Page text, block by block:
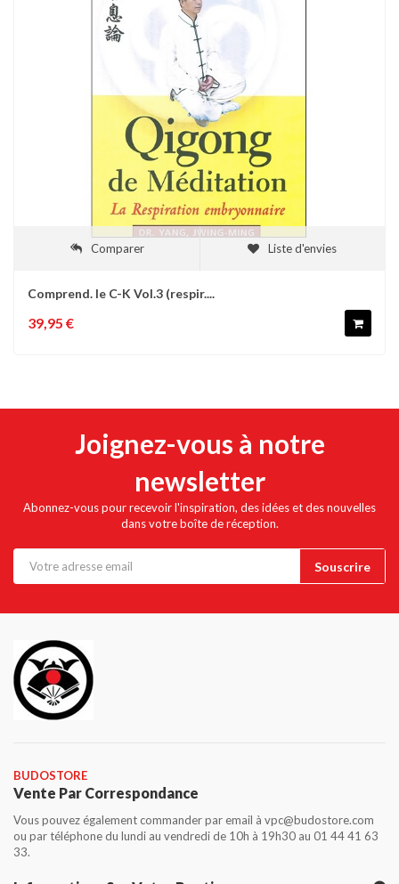
Comparer Liste d'envies
Comprend. le C-K Vol.3 (respir....
39,95 €
Joignez-vous à notre
newsletter
Abonnez-vous pour recevoir l'inspiration, des idées et des nouvelles
dans votre boîte de réception.
BUDOSTORE
Vente Par Correspondance
Vous pouvez également commander par email à vpc@budostore.com
ou par téléphone du lundi au vendredi de 10h à 19h30 au 01 44 41 63
33.